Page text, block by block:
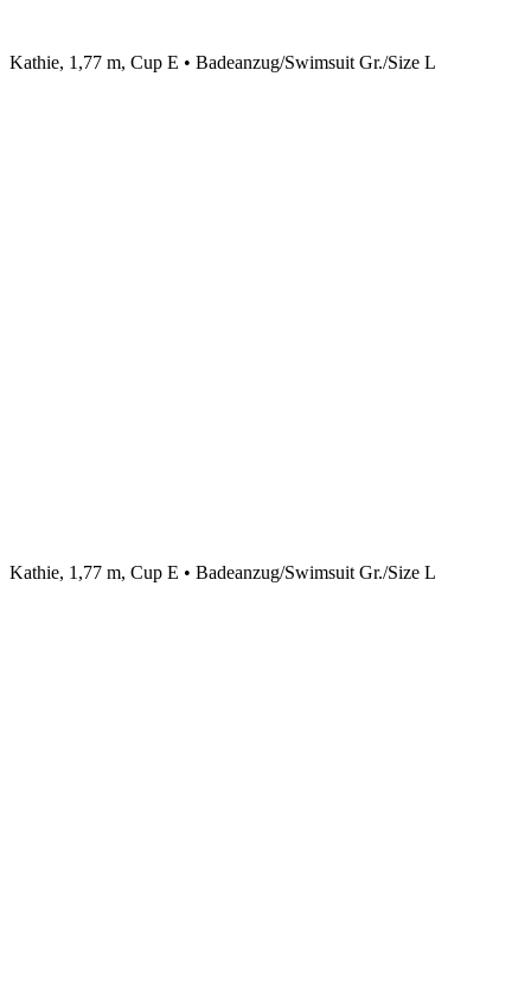
Kathie, 1,77 m, Cup E • Badeanzug/Swimsuit Gr./Size L
Kathie, 1,77 m, Cup E • Badeanzug/Swimsuit Gr./Size L